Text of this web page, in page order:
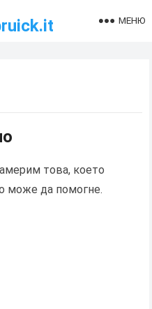
МЕНЮ
това, което
може да помогне.